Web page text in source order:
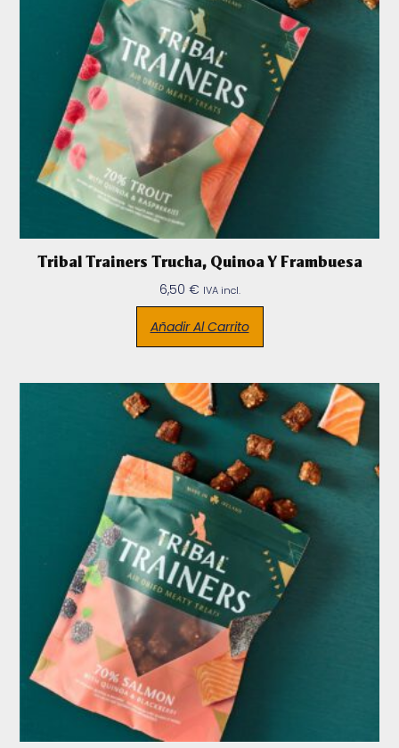
Tribal Trainers Trucha, Quinoa Y Frambuesa
6,50 € IVA incl.
Añadir Al Carrito